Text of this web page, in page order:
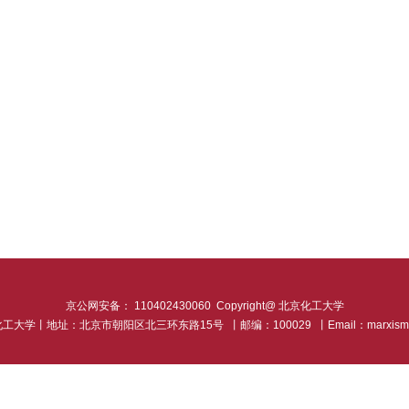
京公网安备： 110402430060 Copyright@ 北京化工大学
大学丨地址：北京市朝阳区北三环东路15号
丨邮编：100029 丨Email：